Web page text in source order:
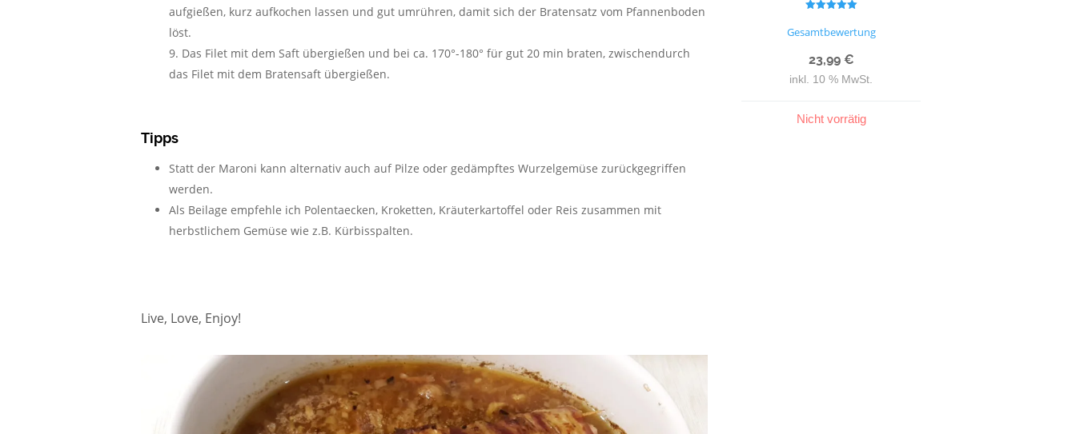
aufgießen, kurz aufkochen lassen und gut umrühren, damit sich der Bratensatz vom Pfannenboden
löst.
Das Filet mit dem Saft übergießen und bei ca. 170°-180° für gut 20 min braten, zwischendurch
das Filet mit dem Bratensaft übergießen.
Tipps
Statt der Maroni kann alternativ auch auf Pilze oder gedämpftes Wurzelgemüse zurückgegriffen
werden.
Als Beilage empfehle ich Polentaecken, Kroketten, Kräuterkartoffel oder Reis zusammen mit
herbstlichem Gemüse wie z.B. Kürbisspalten.
Live, Love, Enjoy!
5.00
von 5
Gesamtbewertung
23,99 €
inkl. 10 % MwSt.
Nicht vorrätig